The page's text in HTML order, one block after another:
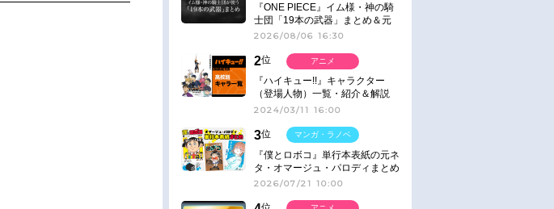
『ONE PIECE』イム様・神の騎
士団「19本の武器」まとめ＆元
ネタ
2026/08/06 16:30
2位
『ハイキュー!!』キャラクター
（登場人物）一覧・紹介＆解説
2024/03/11 16:00
アニメ
3位
『僕とロボコ』単行本表紙の元ネ
タ・オマージュ・パロディまとめ
2026/07/21 10:00
マンガ・ラノベ